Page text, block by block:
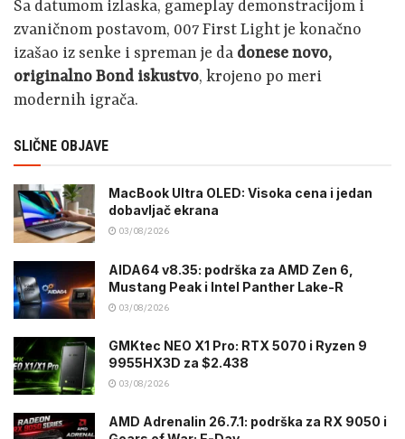
Sa datumom izlaska, gameplay demonstracijom i
zvaničnom postavom, 007 First Light je konačno
izašao iz senke i spreman je da donese novo,
originalno Bond iskustvo, krojeno po meri
modernih igrača.
SLIČNE OBJAVE
MacBook Ultra OLED: Visoka cena i jedan
dobavljač ekrana
03/08/2026
AIDA64 v8.35: podrška za AMD Zen 6,
Mustang Peak i Intel Panther Lake-R
03/08/2026
GMKtec NEO X1 Pro: RTX 5070 i Ryzen 9
9955HX3D za $2.438
03/08/2026
AMD Adrenalin 26.7.1: podrška za RX 9050 i